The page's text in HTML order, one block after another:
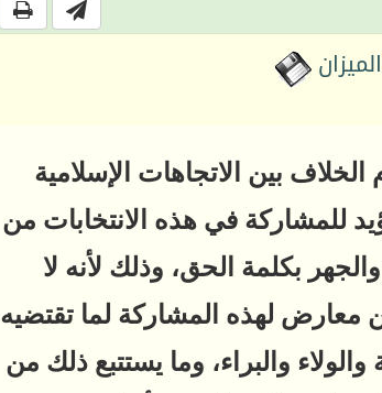
بين الاتجاهات الإسلامية
للمشاركة في هذه الانتخابات من
بكلمة الحق، وذلك لأنه لا
معارض لهذه المشاركة لما تقتضيه
والبراء، وما يستتبع ذلك من